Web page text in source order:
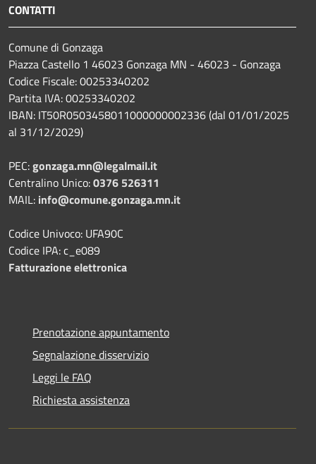
CONTATTI
Comune di Gonzaga
Piazza Castello 1 46023 Gonzaga MN - 46023 - Gonzaga
Codice Fiscale: 00253340202
Partita IVA: 00253340202
IBAN: IT50R0503458011000000002336 (dal 01/01/2025
al 31/12/2029)
PEC:gonzaga.mn@legalmail.it
Centralino Unico:0376 526311
MAIL: info@comune.gonzaga.mn.it
Codice Univoco: UFA90C
Codice IPA: c_e089
Fatturazione elettronica
Prenotazione appuntamento
Segnalazione disservizio
Leggi le FAQ
Richiesta assistenza